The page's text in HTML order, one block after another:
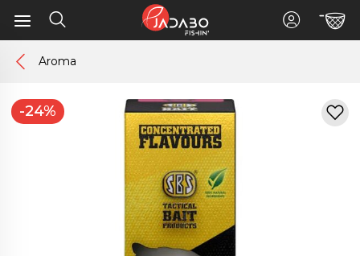
Aroma
-24%